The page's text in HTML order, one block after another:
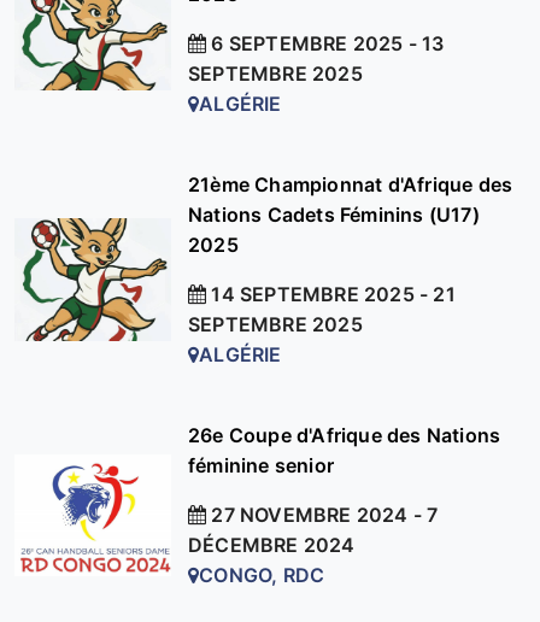
6 SEPTEMBRE 2025 - 13
SEPTEMBRE 2025
ALGÉRIE
21ème Championnat d'Afrique des
Nations Cadets Féminins (U17)
2025
14 SEPTEMBRE 2025 - 21
SEPTEMBRE 2025
ALGÉRIE
26e Coupe d'Afrique des Nations
féminine senior
27 NOVEMBRE 2024 - 7
DÉCEMBRE 2024
CONGO, RDC